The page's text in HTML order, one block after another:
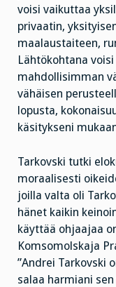
voisi vaikuttaa
privaatin,
maalaustaiteen,
Lähtökohtana
mahdollisimman
vähäisen
lopusta,
käsitykseni
Tarkovski tutki
moraalisesti
joilla valta oli
hänet kaikin
käyttää ohjaajaa
Komsomolskaja
”Andrei Tarkovski
salaa harmiani